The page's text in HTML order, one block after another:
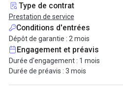
Le loyer mensuel est de 8 379,80€
charges et services tels que la
personnalisé, la maintenance, la
parking vélo, une connexion internet
bien plus encore. En option, nous
réunion, un service de café, des
IT.
Le mobilier mis à votre disposition
Type de contrat
Prestation de service
Conditions d'entrées
Dépôt de garantie : 2 mois
Engagement et préavis
Durée d'engagement : 1 mois
Durée de préavis : 3 mois